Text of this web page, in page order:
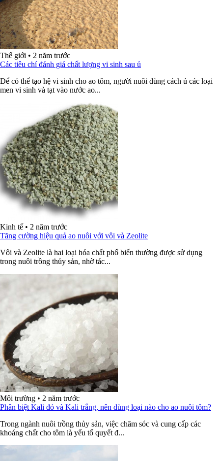
Thế giới • 2 năm trước
Các tiêu chí đánh giá chất lượng vi sinh sau ủ
Để có thể tạo hệ vi sinh cho ao tôm, người nuôi dùng cách ủ các loại
men vi sinh và tạt vào nước ao...
Kinh tế • 2 năm trước
Tăng cường hiệu quả ao nuôi với vôi và Zeolite
Vôi và Zeolite là hai loại hóa chất phổ biến thường được sử dụng
trong nuôi trồng thủy sản, nhờ tác...
Môi trường • 2 năm trước
Phân biệt Kali đỏ và Kali trắng, nên dùng loại nào cho ao nuôi tôm?
Trong ngành nuôi trồng thủy sản, việc chăm sóc và cung cấp các
khoáng chất cho tôm là yếu tố quyết đ...